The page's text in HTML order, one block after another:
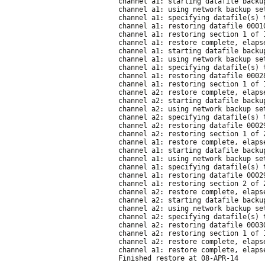
channel a1: using network backup
channel a1: specifying datafile(s)
channel a1: restoring datafile 00010
channel a1: restoring section 1 of
channel a1: restore complete,
channel a1: starting datafile
channel a1: using network backup
channel a1: specifying datafile(s)
channel a1: restoring datafile
channel a1: restoring section 1 of
channel a2: restore complete,
channel a2: starting datafile
channel a2: using network backup
channel a2: specifying datafile(s)
channel a2: restoring datafile
channel a2: restoring section 1 of
channel a1: restore complete,
channel a1: starting datafile
channel a1: using network backup
channel a1: specifying datafile(s)
channel a1: restoring datafile
channel a1: restoring section 2 of
channel a2: restore complete,
channel a2: starting datafile
channel a2: using network backup
channel a2: specifying datafile(s)
channel a2: restoring datafile 00030
channel a2: restoring section 1 of
channel a2: restore complete,
channel a1: restore complete,
Finished restore at 08-APR-14